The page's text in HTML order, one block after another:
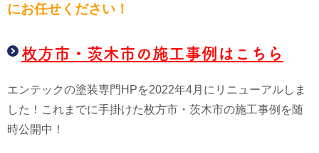
にお任せください！
枚方市・茨木市の施工事例はこちら
エンテックの塗装専門HPを2022年4月にリニューアルしま
した！これまでに手掛けた枚方市・茨木市の施工事例を随
時公開中！